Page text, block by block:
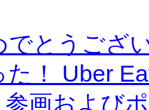
でとうござ
！ Uber
画および